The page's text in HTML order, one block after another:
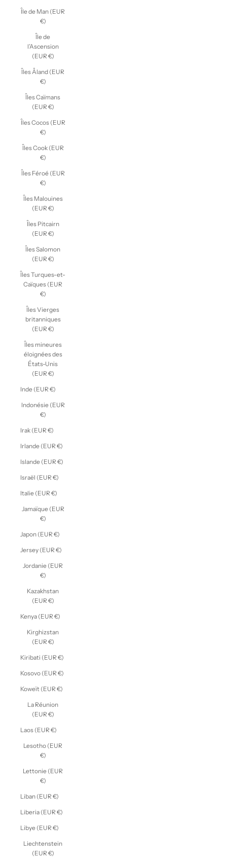
Île de Man (EUR
€)
Île de
l’Ascension
(EUR €)
Îles Åland (EUR
€)
Îles Caïmans
(EUR €)
Îles Cocos (EUR
€)
Îles Cook (EUR
€)
Îles Féroé (EUR
€)
Îles Malouines
(EUR €)
Îles Pitcairn
(EUR €)
Îles Salomon
(EUR €)
Îles Turques-et-
Caïques (EUR
€)
Îles Vierges
britanniques
(EUR €)
Îles mineures
éloignées des
États-Unis
(EUR €)
Inde (EUR €)
Indonésie (EUR
€)
Irak (EUR €)
Irlande (EUR €)
Islande (EUR €)
Israël (EUR €)
Italie (EUR €)
Jamaïque (EUR
€)
Japon (EUR €)
Jersey (EUR €)
Jordanie (EUR
€)
Kazakhstan
(EUR €)
Kenya (EUR €)
Kirghizstan
(EUR €)
Kiribati (EUR €)
Kosovo (EUR €)
Koweït (EUR €)
La Réunion
(EUR €)
Laos (EUR €)
Lesotho (EUR
€)
Lettonie (EUR
€)
Liban (EUR €)
Liberia (EUR €)
Libye (EUR €)
Liechtenstein
(EUR €)